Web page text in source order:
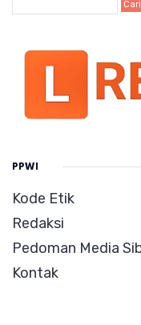
PPWI
Kode Etik
Redaksi
Pedoman Media
Kontak